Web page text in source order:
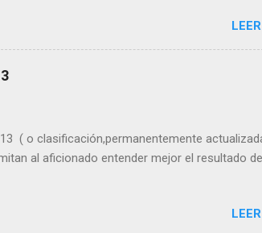
Espanyol 13 14 Pedro Barcelona 13 15
Webó Mallorca 11 18 Aduriz Valencia 10 19
Málaga 9 22 Diego Castro Sporting 9 23 Manu
8 26 Forlán Atlético 8 27 Iniesta Barcelona 8
Piatti Almería 8 31 Rosenberg Racing 8 32 Stuani
( o clasificación,permanentemente
al aficionado entender mejor el resultado